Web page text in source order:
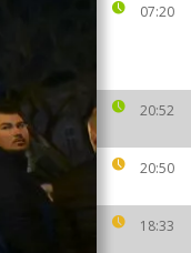
07:20
20:52
20:50
18:33